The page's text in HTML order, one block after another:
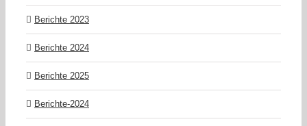
Berichte 2023
Berichte 2024
Berichte 2025
Berichte-2024